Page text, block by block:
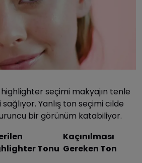
seçimi makyajın tenle
Yanlış ton seçimi cilde
bir görünüm katabiliyor.
Tonu
Kaçınılması
Gereken Ton